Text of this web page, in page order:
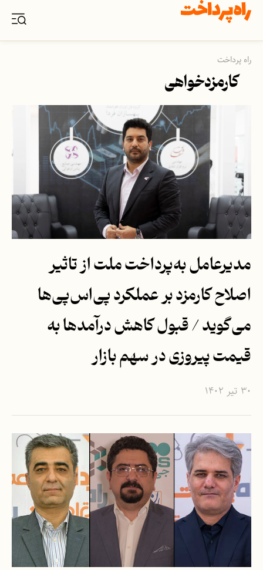
راه پرداخت
کارمزدخواهی
مدیرعامل به‌پرداخت ملت از تاثیر
اصلاح کارمزد بر عملکرد پی‌اس‌پی‌ها
می‌گوید / قبول کاهش درآمدها به
قیمت پیروزی در سهم بازار
۳۰ تیر ۱۴۰۲